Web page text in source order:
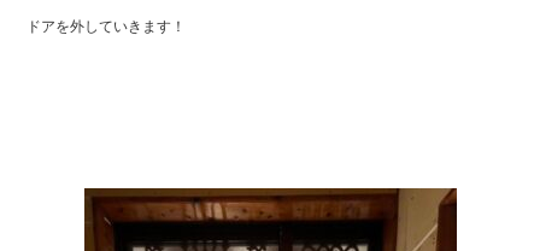
ドアを外していきます！